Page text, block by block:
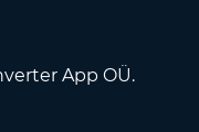
App OÜ.